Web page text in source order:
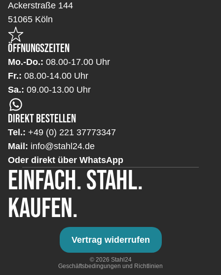
Ackerstraße 144
51065 Köln
Öffnungszeiten
Mo.-Do.: 08.00-17.00 Uhr
Fr.: 08.00-14.00 Uhr
Sa.: 09.00-13.00 Uhr
Direkt bestellen
Tel.: +49 (0) 221 37773347
Mail: info@stahl24.de
Oder direkt über WhatsApp
Einfach. Stahl.
Kaufen.
Vertrag widerrufen
© 2026 Stahl24
Geschäftsbedingungen und Richtlinien
Impressum